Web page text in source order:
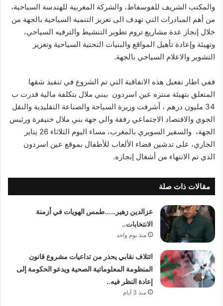
والمكتب الشريف للفوسفاط، والشركة المغربية للهندسة السياحية،
من أهم المبادرات التي تهدف الى تعزيز التنمية السياحية بالجهة من
خلال إنجاز عدة مشاريع تروم تطوير التنشيط والترفيه السياحي،
وتهيئة وإعادة تأهيل المواقع والبنيات التحتية السياحية وتعزيز
التشوير والاعلام السياحي بالجهة.
ففي اطار تفعيل هذه الاتفاقية التي تم الشروع في تنفيذ شقها
المتعلق بتهيئة منتزه عين اسردون ببني ملال بتكلفة مالية قدرت ب
34 مليون درهم ، أشرفت وزيرة السياحة والصناعة التقليدية والنقل
الجوي والاقتصاد الاجتماعي رفقة والي جهة بني ملال خنيفرة ورئيس
الجهة، والسفير السويري بالمغرب، مساء اليوم الثلاثاء 26 يناير
الجاري، على تدشين فضاء الألعاب للأطفال بموقع عين اسردون
الذي تم الانتهاء من أشغال إنجازه.
مقالات ذات صلة
عزالدين زهير……طمس الهويات في أزمنة
الانتخابات..
منذ يوم واحد
ائتلاف نقابي يحذر من تداعيات مشروع قانون
المنظومة المعلوماتية الصحية ويدعو الحكومة إلى
إعادة النظر فيه..
منذ 3 أيام